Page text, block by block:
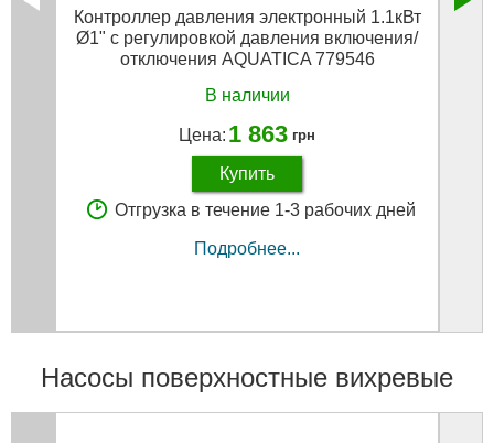
Контроллер давления электронный 1.1кВт
Ø1" с регулировкой давления включения/
отключения AQUATICA 779546
В наличии
Цена: 1 863 грн
Купить
Отгрузка в течение 1-3 рабочих дней
Подробнее...
Насосы поверхностные вихревые